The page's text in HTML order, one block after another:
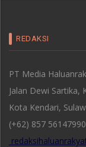
REDAKSI
PT Media
Jalan Dewi Sartika,
Kota Kendari,
(+62) 857 56147990